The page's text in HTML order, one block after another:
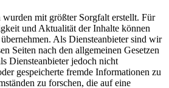
wurden mit größter Sorgfalt erstellt. Für
und Aktualität der Inhalte können
Als Diensteanbieter sind wir
Seiten nach den allgemeinen Gesetzen
Diensteanbieter jedoch nicht
gespeicherte fremde Informationen zu
zu forschen, die auf eine